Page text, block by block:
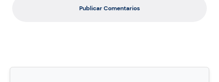
Publicar Comentarios